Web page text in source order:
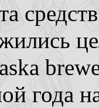
года